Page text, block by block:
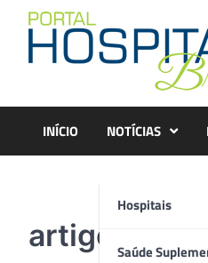
content
INÍCIO NOTÍCIAS
Hospitais
Saúde
artigo